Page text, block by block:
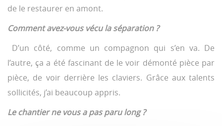
de le restaurer en amont.
Comment avez-vous vécu la séparation ?
D’un côté, comme un compagnon qui s’en va. De
l’autre, ça a été fascinant de le voir démonté pièce par
pièce, de voir derrière les claviers. Grâce aux talents
sollicités, j’ai beaucoup appris.
Le chantier ne vous a pas paru long ?